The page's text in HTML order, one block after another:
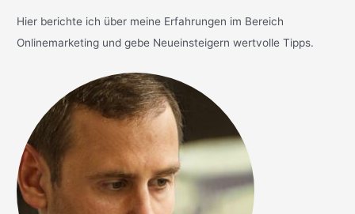
Hier berichte ich über meine Erfahrungen im Bereich
Onlinemarketing und gebe Neueinsteigern wertvolle Tipps.